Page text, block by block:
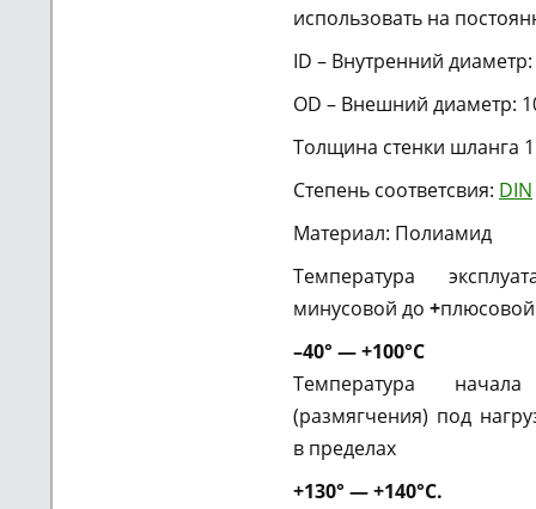
использовать на
ID – Внутренний
OD – Внешний диаметр:
Толщина стенки шланга
Степень соответсвия: DIN
Материал: Полиамид
Температура
минусовой до +
–40° — +100°С
Температура
(размягчения) под
в пределах
+130° —+140°С.